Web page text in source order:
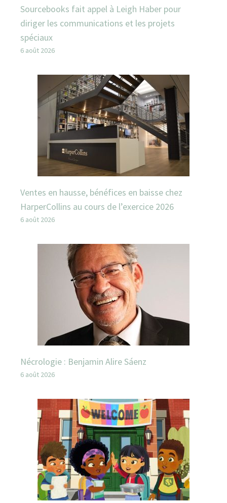
Sourcebooks fait appel à Leigh Haber pour
diriger les communications et les projets
spéciaux
6 août 2026
Ventes en hausse, bénéfices en baisse chez
HarperCollins au cours de l’exercice 2026
6 août 2026
Nécrologie : Benjamin Alire Sáenz
6 août 2026